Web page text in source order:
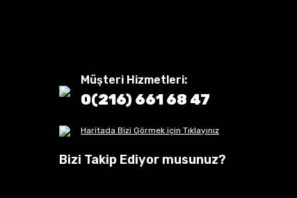
Müşteri Hizmetleri:
0(216) 661 68 47
Haritada Bizi Görmek için Tıklayınız
Bizi Takip Ediyor musunuz?